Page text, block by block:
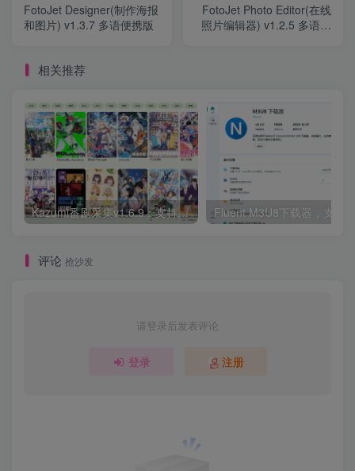
FotoJet Designer(制作海报
和图片) v1.3.7 多语便携版
FotoJet Photo Editor(在线
照片编辑器) v1.2.5 多语便
相关推荐
Kazumi番剧采集v1.6.9：支持自定义规则+在线观看+弹幕，跨平台下载 Fluent M3U8下载器，支持
评论 抢沙发
请登录后发表评论
登录 注册